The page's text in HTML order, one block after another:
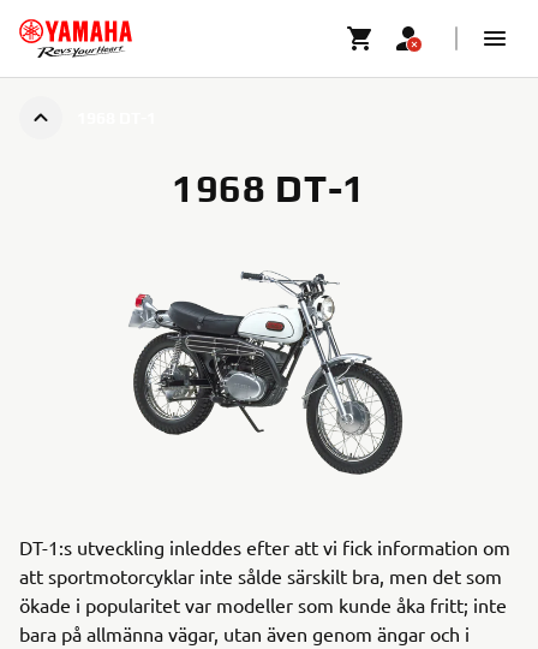
1968 DT-1
DT-1:s utveckling inleddes efter att vi fick information om
att sportmotorcyklar inte sålde särskilt bra, men det som
ökade i popularitet var modeller som kunde åka fritt; inte
bara på allmänna vägar, utan även genom ängar och i